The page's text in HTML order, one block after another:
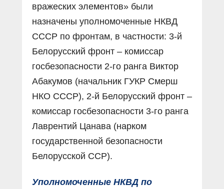
вражеских элементов» были
назначены уполномоченные НКВД
СССР по фронтам, в частности: 3-й
Белорусский фронт – комиссар
госбезопасности 2-го ранга Виктор
Абакумов (начальник ГУКР Смерш
НКО СССР), 2-й Белорусский фронт –
комиссар госбезопасности 3-го ранга
Лаврентий Цанава (нарком
государственной безопасности
Белорусской ССР).
Уполномоченные НКВД по